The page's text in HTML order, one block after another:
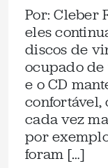
Por: Cleber
eles
discos de
ocupado
e o CD
confortável,
cada vez
por
foram […]